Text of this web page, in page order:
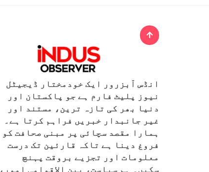
انڈس آبزرور ایک خودمختار ڈیجیٹل
نیوز پلیٹ فارم ہے جو پاکستان اور
دنیا بھر کی تازہ ترین، مستند اور
غیر جانبدار خبریں فراہم کرتا ہے۔
ہمارا مقصد سچائی پر مبنی صحافت کو
فروغ دینا ہے تاکہ قارئین تک درست
معلومات اور تجزیے بروقت پہنچ
سکیں۔ ہم سیاست، بین الاقوامی امور،